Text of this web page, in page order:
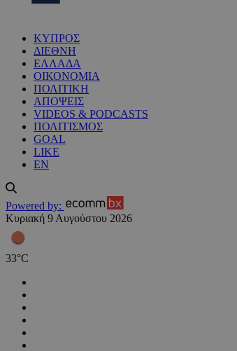
ΚΥΠΡΟΣ
ΔΙΕΘΝΗ
ΕΛΛΑΔΑ
ΟΙΚΟΝΟΜΙΑ
ΠΟΛΙΤΙΚΗ
ΑΠΟΨΕΙΣ
VIDEOS & PODCASTS
ΠΟΛΙΤΙΣΜΟΣ
GOAL
LIKE
EN
Powered by:
Κυριακή 9 Αυγούστου 2026
33°C